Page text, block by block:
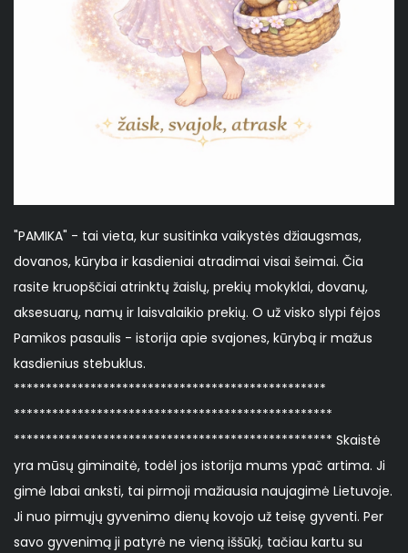
"PAMIKA" - tai vieta, kur susitinka vaikystės džiaugsmas,
dovanos, kūryba ir kasdieniai atradimai visai šeimai. Čia
rasite kruopščiai atrinktų žaislų, prekių mokyklai, dovanų,
aksesuarų, namų ir laisvalaikio prekių. O už visko slypi fėjos
Pamikos pasaulis - istorija apie svajones, kūrybą ir mažus
kasdienius stebuklus.
*************************************************
**************************************************
************************************************** Skaistė
yra mūsų giminaitė, todėl jos istorija mums ypač artima. Ji
gimė labai anksti, tai pirmoji mažiausia naujagimė Lietuvoje.
Ji nuo pirmųjų gyvenimo dienų kovojo už teisę gyventi. Per
savo gyvenimą ji patyrė ne vieną iššūkį, tačiau kartu su